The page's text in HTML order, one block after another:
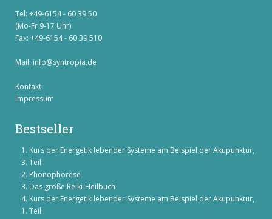
Tel: +49-6154 - 60 39 50
(Mo-Fr 9-17 Uhr)
Fax: +49-6154 - 60 39 510
Mail: info@syntropia.de
Kontakt
Impressum
Bestseller
Kurs der Energetik lebender Systeme am Beispiel der Akupunktur,
3. Teil
Phonophorese
Das große Reiki-Heilbuch
Kurs der Energetik lebender Systeme am Beispiel der Akupunktur,
1. Teil